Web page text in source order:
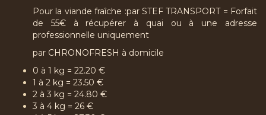
Pour la viande fraîche :par STEF TRANSPORT = Forfait
de 55€ à récupérer à quai ou à une adresse
professionnelle uniquement
par CHRONOFRESH à domicile
0 à 1 kg = 22.20 €
1 à 2 kg = 23.50 €
2 à 3 kg = 24.80 €
3 à 4 kg = 26 €